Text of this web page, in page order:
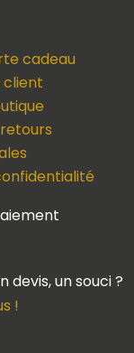
cadeau
devis, un souci ?
!